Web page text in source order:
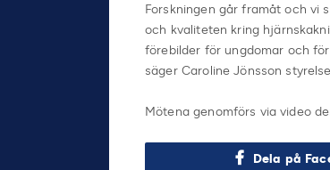
Forskningen går framåt och vi
och kvaliteten kring
förebilder för ungdomar och
säger Caroline Jönsson
Mötena genomförs via video
Dela på